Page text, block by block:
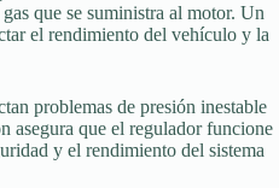
que se suministra al motor. Un
el rendimiento del vehículo y la
problemas de presión inestable
asegura que el regulador funcione
y el rendimiento del sistema